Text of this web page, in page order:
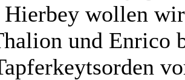
Hierbey wollen
und Enrico